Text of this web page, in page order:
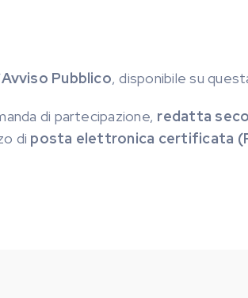
Avviso Pubblico, disponibile su
di partecipazione, redatta
di posta elettronica certificata